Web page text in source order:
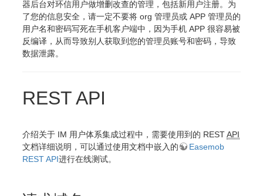
器后台对环信用户做增删改查的管理，包括新用户注册。为
了您的信息安全，请一定不要将 org 管理员或 APP 管理员的
用户名和密码写死在手机客户端中，因为手机 APP 很容易被
反编译，从而导致别人获取到您的管理员账号和密码，导致
数据泄露。
REST API
介绍关于 IM 用户体系集成过程中，需要使用到的 RESTAPI
文档详细说明，可以通过使用文档中嵌入的
Easemob
REST API进行在线测试。